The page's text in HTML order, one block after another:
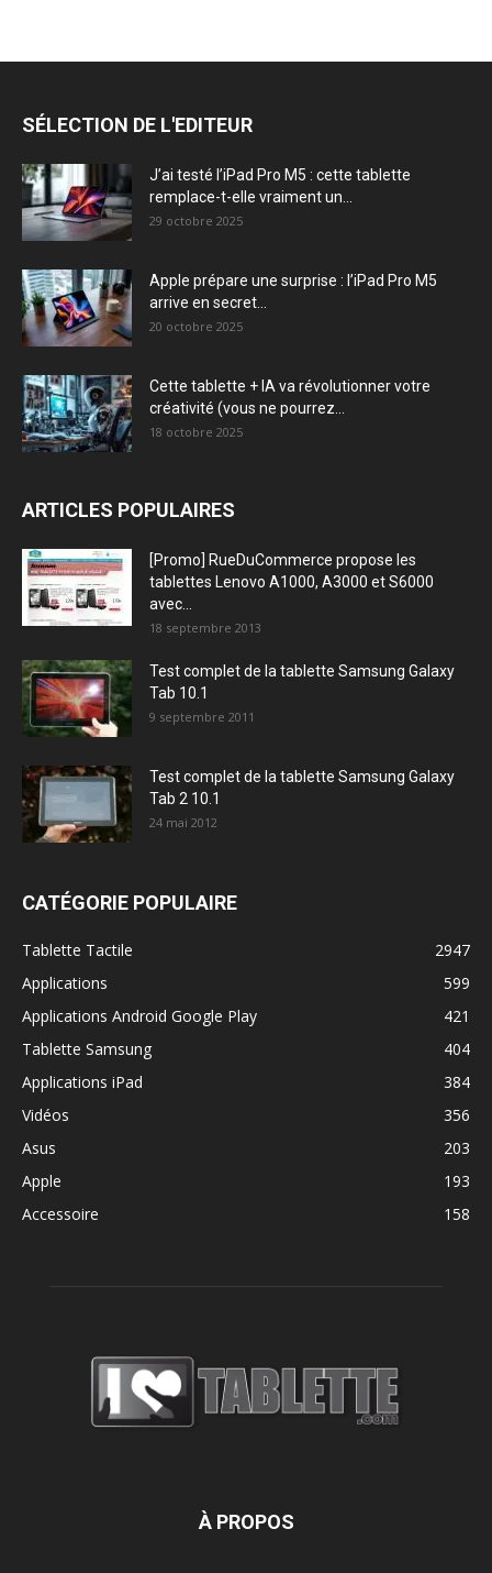
SÉLECTION DE L'EDITEUR
J’ai testé l’iPad Pro M5 : cette tablette
remplace-t-elle vraiment un...
29 octobre 2025
Apple prépare une surprise : l’iPad Pro M5
arrive en secret...
20 octobre 2025
Cette tablette + IA va révolutionner votre
créativité (vous ne pourrez...
18 octobre 2025
ARTICLES POPULAIRES
[Promo] RueDuCommerce propose les
tablettes Lenovo A1000, A3000 et S6000
avec...
18 septembre 2013
Test complet de la tablette Samsung Galaxy
Tab 10.1
9 septembre 2011
Test complet de la tablette Samsung Galaxy
Tab 2 10.1
24 mai 2012
CATÉGORIE POPULAIRE
Tablette Tactile
2947
Applications
599
Applications Android Google Play
421
Tablette Samsung
404
Applications iPad
384
Vidéos
356
Asus
203
Apple
193
Accessoire
158
À PROPOS